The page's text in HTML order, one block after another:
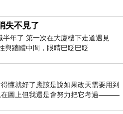
失不見了
年了 第一次在大廈樓下走道遇見
與牆體中間，眼睛巴眨巴眨
懂就好了應該是說如果改天需要用到
在圖上但我還是會努力把它考過———